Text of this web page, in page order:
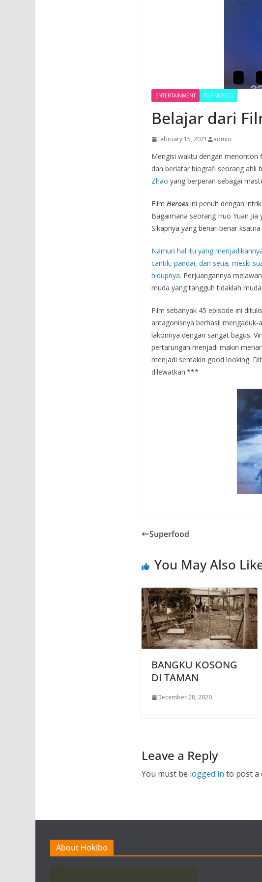
ENTERTAINMENT TOP VIDEOS
Belajar dari
February 15, 2021 admin
Mengisi waktu dengan menonton
dan berlatar biografi seorang ahli
Zhao yang berperan sebagai
Film Heroes ini penuh dengan
Bagaimana seorang Huo Yuan
Sikapnya yang benar-benar
Namun hal itu yang
cantik, pandai, dan setia, meski
hidupnya. Perjuangannya
muda yang tangguh tidaklah
Film sebanyak 45 episode ini
antagonisnya berhasil
lakonnya dengan sangat bagus.
pertarungan menjadi makin
menjadi semakin good looking.
dilewatkan.***
Superfood
You May Also
BANGKU KOSONG
DI TAMAN
December 28, 2020
Leave a Reply
You must be logged in to post a
About Hokibo